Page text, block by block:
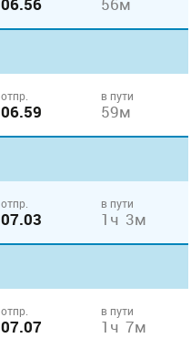
отпр.
06.59
в пути
59м
отпр.
07.03
в пути
1ч 3м
отпр.
07.07
в пути
1ч 7м